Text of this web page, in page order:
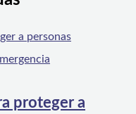
proteger a